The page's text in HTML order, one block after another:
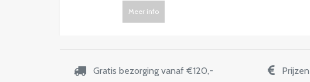
Meer info
Gratis bezorging vanaf €120,-